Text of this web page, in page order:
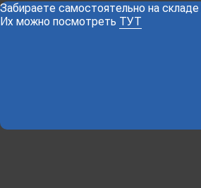
Забираете самостоятельно на складе
Их можно посмотреть ТУТ